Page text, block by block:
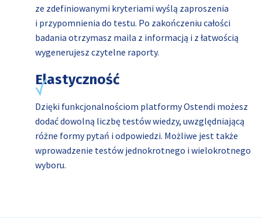
ze zdefiniowanymi kryteriami wyślą zaproszenia
i przypomnienia do testu. Po zakończeniu całości
badania otrzymasz maila z informacją i z łatwością
wygenerujesz czytelne raporty.
Elastyczność
Dzięki funkcjonalnościom platformy Ostendi możesz
dodać dowolną liczbę testów wiedzy, uwzględniającą
różne formy pytań i odpowiedzi. Możliwe jest także
wprowadzenie testów jednokrotnego i wielokrotnego
wyboru.